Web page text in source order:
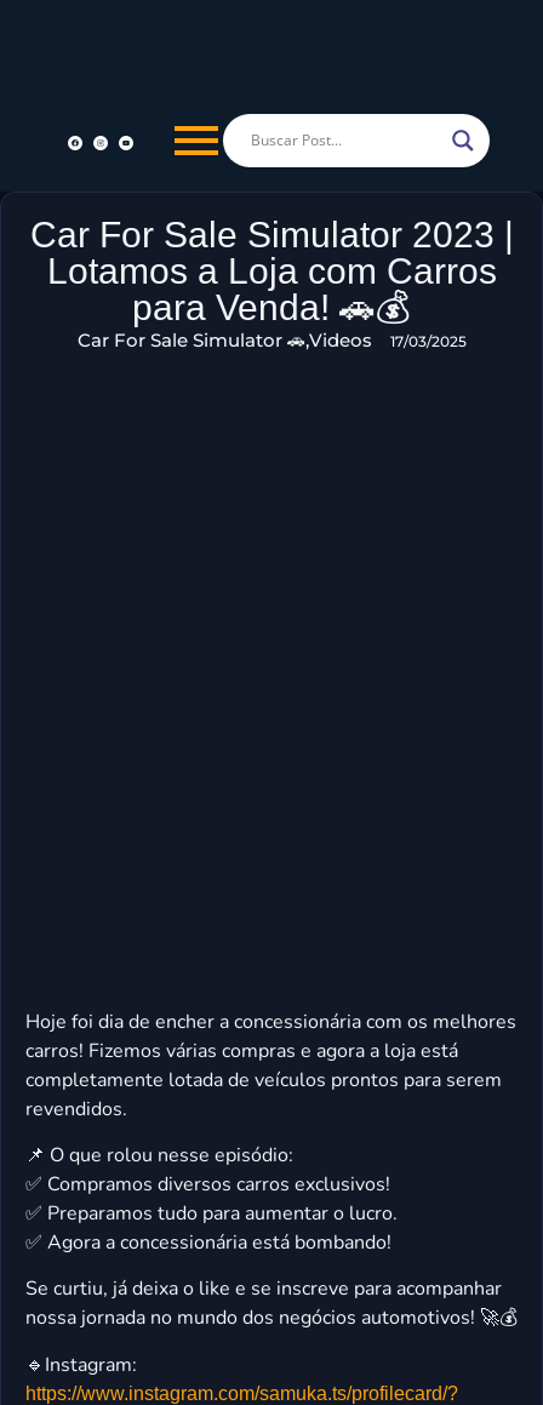
Car For Sale Simulator 2023 |
Lotamos a Loja com Carros
para Venda! 🚗💰
Car For Sale Simulator 🚗,Videos 17/03/2025
Hoje foi dia de encher a concessionária com os melhores
carros! Fizemos várias compras e agora a loja está
completamente lotada de veículos prontos para serem
revendidos.
📌 O que rolou nesse episódio:
✅ Compramos diversos carros exclusivos!
✅ Preparamos tudo para aumentar o lucro.
✅ Agora a concessionária está bombando!
Se curtiu, já deixa o like e se inscreve para acompanhar
nossa jornada no mundo dos negócios automotivos! 🚀💰
🔹Instagram:
https://www.instagram.com/samuka.ts/profilecard/?